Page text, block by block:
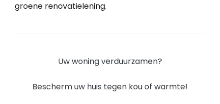
groene renovatielening.
Uw woning verduurzamen?
Bescherm uw huis tegen kou of warmte!